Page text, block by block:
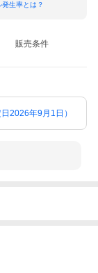
生率とは？
販売条件
2026年9月1日）